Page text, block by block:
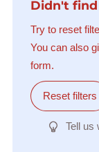
Didn't
Try to reset
You can also
form.
Reset filters
Tell us